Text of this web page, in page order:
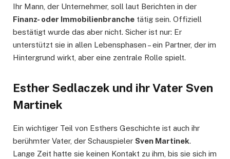
Ihr Mann, der Unternehmer, soll laut Berichten in der
Finanz- oder Immobilienbranche tätig sein. Offiziell
bestätigt wurde das aber nicht. Sicher ist nur: Er
unterstützt sie in allen Lebensphasen – ein Partner, der im
Hintergrund wirkt, aber eine zentrale Rolle spielt.
Esther Sedlaczek und ihr Vater Sven
Martinek
Ein wichtiger Teil von Esthers Geschichte ist auch ihr
berühmter Vater, der Schauspieler Sven Martinek.
Lange Zeit hatte sie keinen Kontakt zu ihm, bis sie sich im